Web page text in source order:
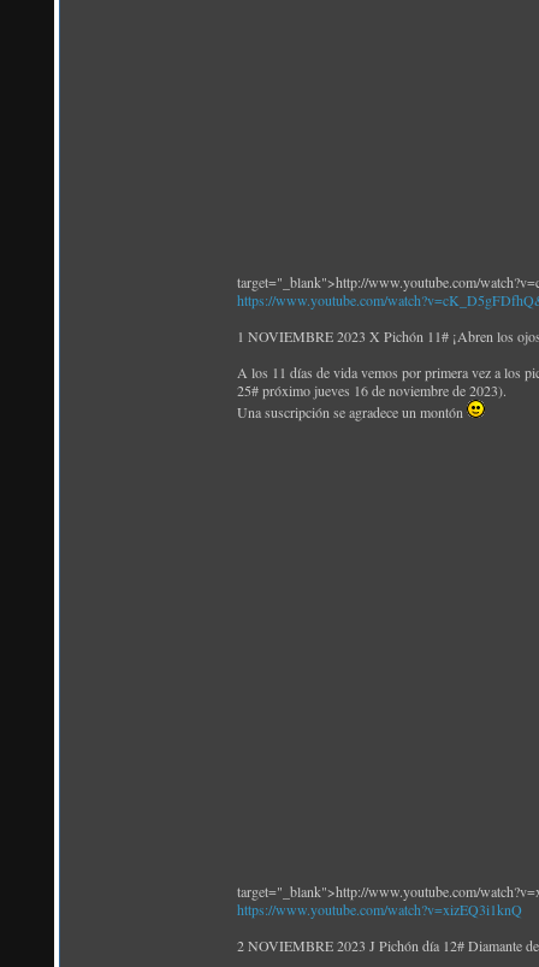
target="_blank">http://www.youtube.com/
https://www.youtube.com/
1 NOVIEMBRE 2023 X Pichón 11# ¡Abren los
A los 11 días de vida vemos por primera vez a los
25# próximo jueves 16 de noviembre de 2023).
Una suscripción se agradece un montón
target="_blank">http://www.youtube.com/
https://www.youtube.com/watch?v=xizEQ3i1knQ
2 NOVIEMBRE 2023 J Pichón día 12# Diamante